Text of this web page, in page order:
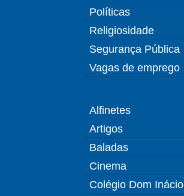
Políticas
Religiosidade
Segurança Pública
Vagas de emprego
Alfinetes
Artigos
Baladas
Cinema
Colégio Dom Inácio